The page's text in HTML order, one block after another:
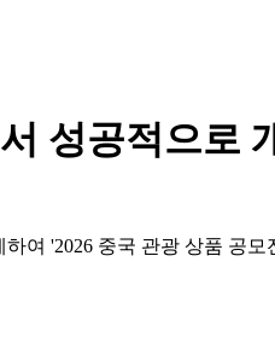
성공적으로
여 '2026 중국 관광 상품 공